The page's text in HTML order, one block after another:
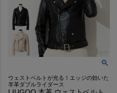
ウェストベルトが光る！エッジの効いた
羊革ダブルライダース